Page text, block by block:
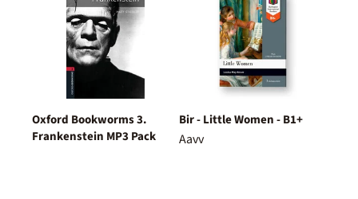
Oxford Bookworms 3.
Frankenstein MP3 Pack
Bir - Little Women - B1+
Aavv